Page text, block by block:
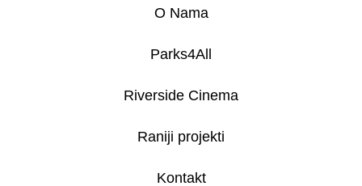
O Nama
Parks4All
Riverside Cinema
Raniji projekti
Kontakt